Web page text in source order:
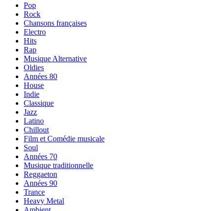
Pop
Rock
Chansons françaises
Electro
Hits
Rap
Musique Alternative
Oldies
Années 80
House
Indie
Classique
Jazz
Latino
Chillout
Film et Comédie musicale
Soul
Années 70
Musique traditionnelle
Reggaeton
Années 90
Trance
Heavy Metal